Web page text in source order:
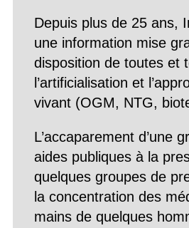
Depuis plus de 25 ans,
une information mise
disposition de toutes et
l’artificialisation et
vivant (OGM, NTG,
L’accaparement d’une
aides publiques à la
quelques groupes de
la concentration des
mains de quelques